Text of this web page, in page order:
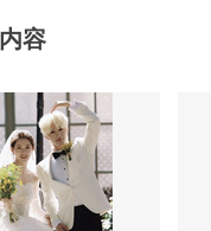
容